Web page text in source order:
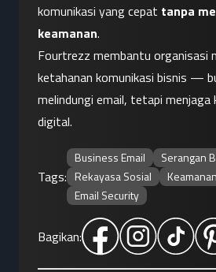
komunikasi yang cepat tanpa
keamanan.
Fourtrezz membantu organisasi
ketahanan komunikasi bisnis —
melindungi email, tetapi menjaga
digital.
Tags:
Business Email
Serangan
Rekayasa Sosial
Email Security
Bagikan: